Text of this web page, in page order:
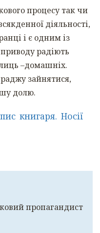
процесу так чи
діяльності,
і є одним із
радіють
–домашніх.
зайнятися,
долю.
книгаря. Носії
пропагандист